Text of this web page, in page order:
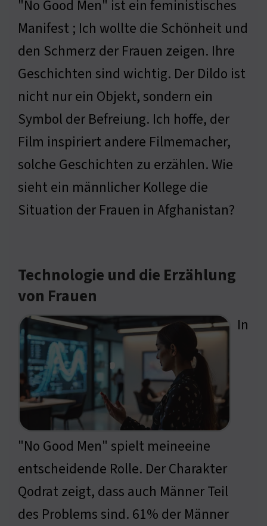
"No Good Men" ist ein feministisches
Manifest ; Ich wollte die Schönheit und
den Schmerz der Frauen zeigen. Ihre
Geschichten sind wichtig. Der Dildo ist
nicht nur ein Objekt, sondern ein
Symbol der Befreiung. Ich hoffe, der
Film inspiriert andere Filmemacher,
solche Geschichten zu erzählen. Wie
sieht ein männlicher Kollege die
Situation der Frauen in Afghanistan?
Technologie und die Erzählung
von Frauen
In
"No Good Men" spielt meineeine
entscheidende Rolle. Der Charakter
Qodrat zeigt, dass auch Männer Teil
des Problems sind. 61% der Männer